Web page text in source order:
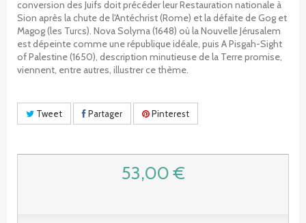
conversion des Juifs doit précéder leur Restauration nationale à
Sion après la chute de l'Antéchrist (Rome) et la défaite de Gog et
Magog (les Turcs). Nova Solyma (1648) où la Nouvelle Jérusalem
est dépeinte comme une république idéale, puis A Pisgah-Sight
of Palestine (1650), description minutieuse de la Terre promise,
viennent, entre autres, illustrer ce thème.
Tweet Partager Pinterest
53,00 €